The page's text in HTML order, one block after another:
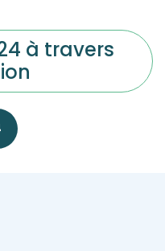
à travers